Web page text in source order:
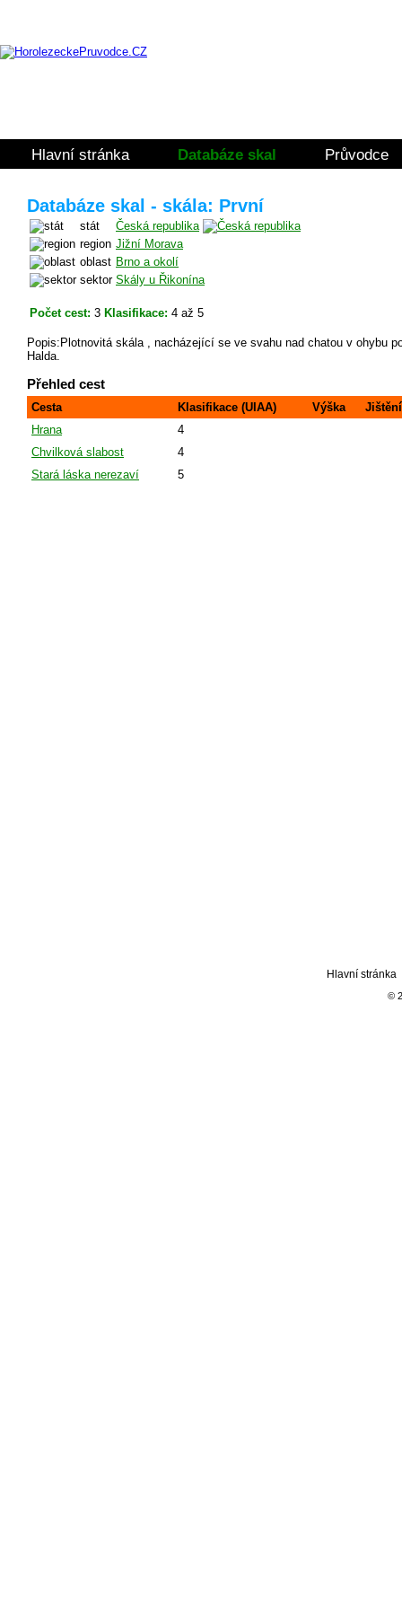
Hlavní stránka Databáze skal Průvodce
Databáze skal - skála: První
stát
Česká republika
region Jižní Morava
oblast Brno a okolí
sektor Skály u Řikonína
Počet cest: 3 Klasifikace: 4 až 5
Popis:Plotnovitá skála , nacházející se ve svahu nad chatou v ohybu
Halda.
Přehled cest
Cesta Klasifikace (UIAA) Výška
Jištění
Hrana
4
Chvilková slabost
4
Stará láska nerezaví
5
Hlavní stránka
©